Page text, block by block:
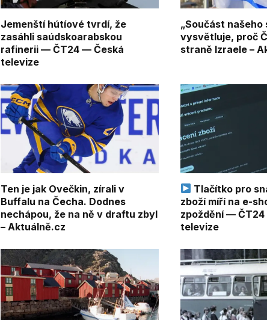
Jemenští hútíové tvrdí, že
zasáhli saúdskoarabskou
rafinerii — ČT24 — Česká
televize
„Součást
vysvětluje, proč
straně Izraele –
Ten je jak Ovečkin, zírali v
Buffalu na Čecha. Dodnes
nechápou, že na ně v draftu zbyl
– Aktuálně.cz
Tlačítko pro
zboží míří na e-
zpoždění —
televize